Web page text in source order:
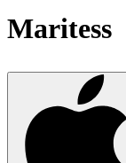
Maritess